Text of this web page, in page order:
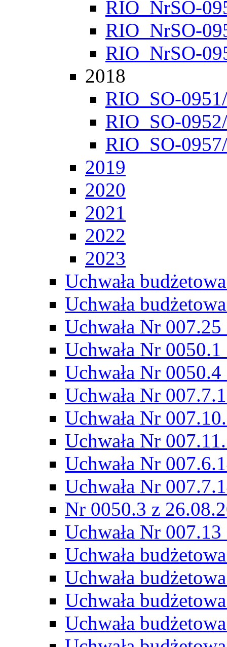
RIO_NrSO-
RIO_NrSO-
RIO_NrSO-
2018
RIO_SO-
RIO_SO-
RIO_SO-
2019
2020
2021
2022
2023
Uchwała
Uchwała
Uchwała Nr
Uchwała Nr
Uchwała Nr
Uchwała Nr
Uchwała Nr
Uchwała Nr
Uchwała Nr
Uchwała Nr
Nr 0050.3 z
Uchwała Nr
Uchwała
Uchwała
Uchwała
Uchwała